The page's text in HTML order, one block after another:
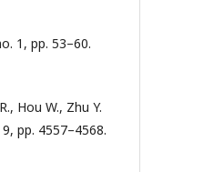
1, pp. 53–60.
Hou W., Zhu Y.
pp. 4557–4568.